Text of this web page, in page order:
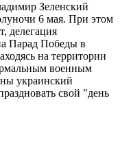
Зеленский
6 мая. При этом
делегация
Парад Победы в
на территории
военным
украинский
свой "день